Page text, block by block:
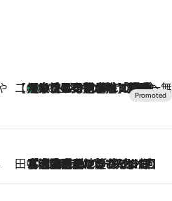
【CREA×星野リゾート】唯一無二。癒しと発見が待つ場所へ
2026.8.7
【トンボの足水浴】ヒノキの香りに包まれて涼感マックス！約13℃の湧水かけ流しを避暑地「星野温泉 トンボの湯」で体験
田中稲の勝手に再ブーム
2026.8.7
「湘南乃風に憧れて」観客大盛上がりの“タオル回し”に、ラッパー顔負けの高速歌唱まで…さだまさし（74）のアグレッシブすぎる現在地